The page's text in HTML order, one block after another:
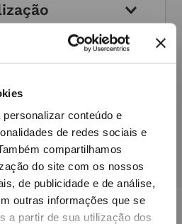
conteúdo e
de redes sociais e
compartilhamos
do site com os nossos
de publicidade e de análise,
outras informações que se
a partir de sua utilização dos
GOSTAR